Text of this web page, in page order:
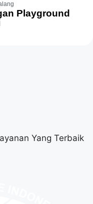
Playground
Yang Terbaik